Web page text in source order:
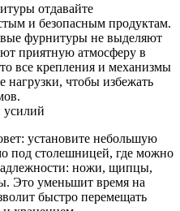
отдавайте
и безопасным продуктам.
фурнитуры не выделяют
приятную атмосферу в
все крепления и механизмы
нагрузки, чтобы избежать
усилий
установите небольшую
под столешницей, где можно
ножи, щипцы,
Это уменьшит время на
быстро перемещать